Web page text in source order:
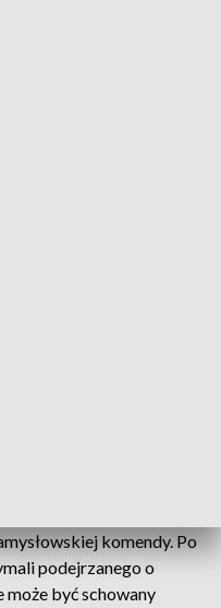
komendy. Po
podejrzanego o
być schowany